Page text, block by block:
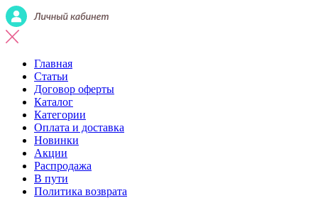
Главная
Статьи
Договор оферты
Каталог
Категории
Оплата и доставка
Новинки
Акции
Распродажа
В пути
Политика возврата